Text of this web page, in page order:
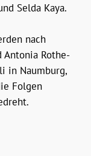
Selda Kaya.
nach
Antonia Rothe-
in Naumburg,
Folgen